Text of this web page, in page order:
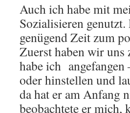
Auch ich habe mit
Sozialisieren
genügend Zeit zum
Zuerst haben wir uns
habe ich
oder hinstellen und
da hat er am Anfang
beobachtete er